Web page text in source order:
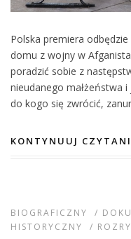
Polska premiera
domu z wojny w
poradzić sobie z
nieudanego małżeństwa
do kogo się zwrócić,
KONTYNUUJ
BIOGRAFICZNY /
HISTORYCZNY
/